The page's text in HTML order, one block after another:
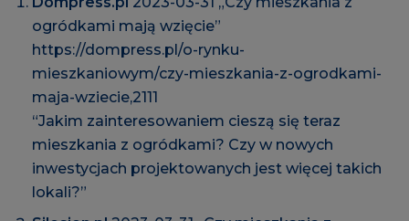
ogródkami mają wzięcie”
https://dompress.pl/o-rynku-
mieszkaniowym/czy-mieszkania-z-ogrodkami-
maja-wziecie,2111
“Jakim zainteresowaniem cieszą się teraz
mieszkania z ogródkami? Czy w nowych
inwestycjach projektowanych jest więcej takich
lokali?”